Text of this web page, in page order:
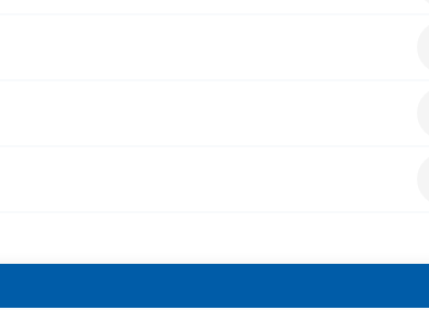
Referenzrahmens (GER)
oder gleichwertige
Hochschulstudium beginnen möchten
für berufliche Zwecke benötigen